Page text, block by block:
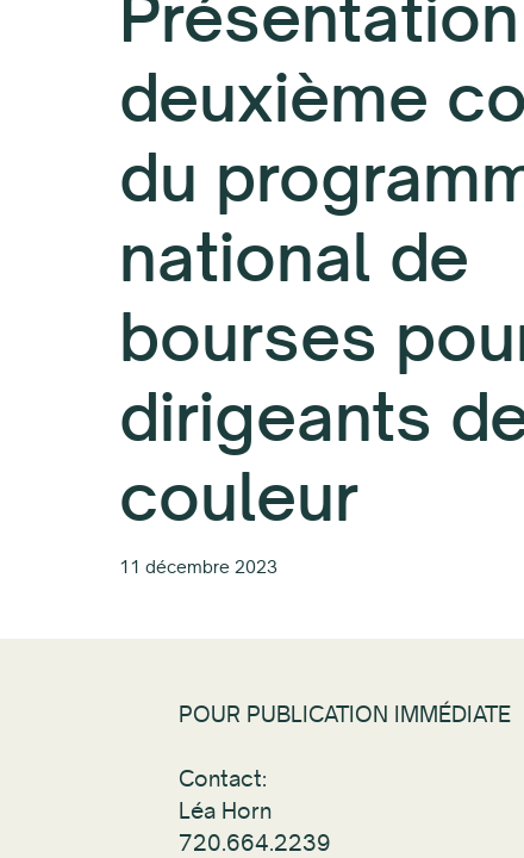
deuxième
du
national de
bourses
dirigeants
couleur
11 décembre 2023
POUR PUBLICATION IMMÉDIATE
Contact:
Léa Horn
720.664.2239